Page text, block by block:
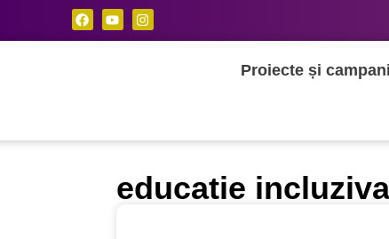
Proiecte și
educatie incluziva